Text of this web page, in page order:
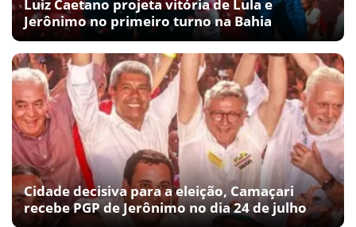
Luiz Caetano projeta vitória de Lula e
Jerônimo no primeiro turno na Bahia
Cidade decisiva para a eleição, Camaçari
recebe PGP de Jerônimo no dia 24 de julho